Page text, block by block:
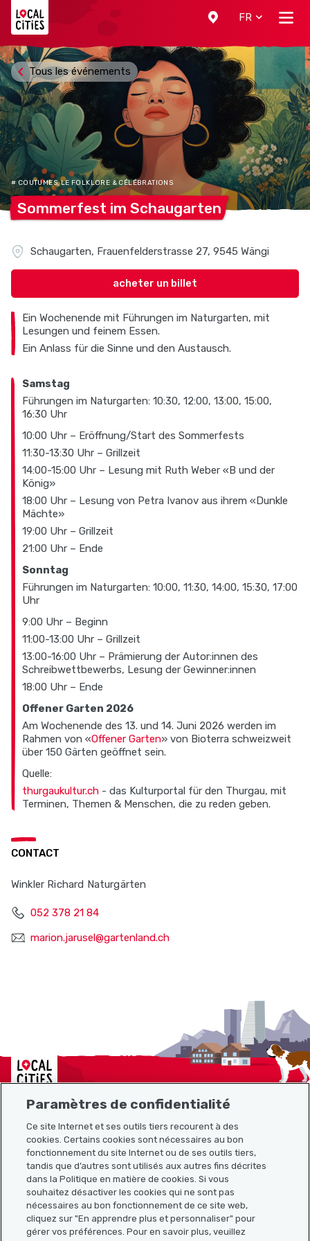
FR
Tous les événements
# COUTUMES, LE FOLKLORE & CÉLÉBRATIONS
Sommerfest im Schaugarten
Schaugarten, Frauenfelderstrasse 27, 9545 Wängi
acheter un billet
Ein Wochenende mit Führungen im Naturgarten, mit
Lesungen und feinem Essen.
Ein Anlass für die Sinne und den Austausch.
Samstag
Führungen im Naturgarten: 10:30, 12:00, 13:00, 15:00,
16:30 Uhr
10:00 Uhr – Eröffnung/Start des Sommerfests
11:30-13:30 Uhr – Grillzeit
14:00-15:00 Uhr – Lesung mit Ruth Weber «B und der
König»
18:00 Uhr – Lesung von Petra Ivanov aus ihrem «Dunkle
Mächte»
19:00 Uhr – Grillzeit
21:00 Uhr – Ende
Sonntag
Führungen im Naturgarten: 10:00, 11:30, 14:00, 15:30, 17:00
Uhr
9:00 Uhr – Beginn
11:00-13:00 Uhr – Grillzeit
13:00-16:00 Uhr – Prämierung der Autor:innen des
Schreibwettbewerbs, Lesung der Gewinner:innen
18:00 Uhr – Ende
Offener Garten 2026
Am Wochenende des 13. und 14. Juni 2026 werden im
Rahmen von «Offener Garten» von Bioterra schweizweit
über 150 Gärten geöffnet sein.
Quelle:
thurgaukultur.ch - das Kulturportal für den Thurgau, mit
Terminen, Themen & Menschen, die zu reden geben.
CONTACT
Winkler Richard Naturgärten
052 378 21 84
marion.jarusel@gartenland.ch
Localcities
Plan du site
Liens utiles
Télécharger l’application Localcities
Paramètres de confidentialité
Ce site Internet et ses outils tiers recourent à des
cookies. Certains cookies sont nécessaires au bon
fonctionnement du site Internet ou de ses outils tiers,
tandis que d’autres sont utilisés aux autres fins décrites
dans la Politique en matière de cookies. Si vous
souhaitez désactiver les cookies qui ne sont pas
nécessaires au bon fonctionnement de ce site web,
cliquez sur "En apprendre plus et personnaliser" pour
gérer vos préférences. Pour en savoir plus, veuillez